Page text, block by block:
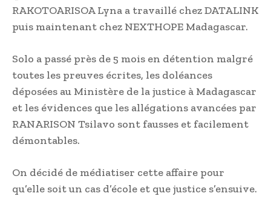
RAKOTOARISOA Lyna a travaillé chez DATALINK
puis maintenant chez NEXTHOPE Madagascar.
Solo a passé près de 5 mois en détention malgré
toutes les preuves écrites, les doléances
déposées au Ministère de la justice à Madagascar
et les évidences que les allégations avancées par
RANARISON Tsilavo sont fausses et facilement
démontables.
On décidé de médiatiser cette affaire pour
qu’elle soit un cas d’école et que justice s’ensuive.